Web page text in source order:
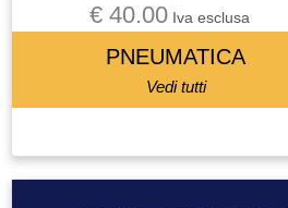
€ 40.00Iva esclusa
PNEUMATICA
Vedi tutti